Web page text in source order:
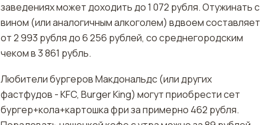
заведениях может доходить до 1 072 рубля. Отужинать с
вином (или аналогичным алкоголем) вдвоем составляет
от 2 993 рубля до 6 256 рублей, со среднегородским
чеком в 3 861 рубль.
Любители бургеров Макдональдс (или других
фастфудов - KFC, Burger King) могут приобрести сет
бургер+кола+картошкафри за примерно 462 рубля.